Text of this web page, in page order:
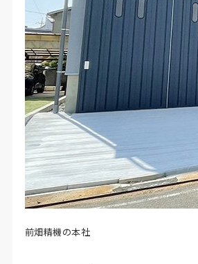
前畑精機の本社